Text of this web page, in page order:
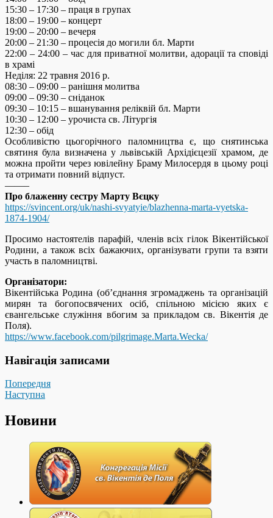
15:30 – 17:30 – праця в групах
18:00 – 19:00 – концерт
19:00 – 20:00 – вечеря
20:00 – 21:30 – процесія до могили бл. Марти
22:00 – 24:00 – час для приватної молитви, адорації та сповіді
в храмі
Неділя: 22 травня 2016 р.
08:30 – 09:00 – ранішня молитва
09:00 – 09:30 – сніданок
09:30 – 10:15 – вшанування реліквій бл. Марти
10:30 – 12:00 – урочиста св. Літургія
12:30 – обід
Особливістю цьогорічного паломництва є, що снятинська
святиня була визначена у львівській Архідієцезії храмом, де
можна пройти через ювілейну Браму Милосердя в цьому році
та отримати повний відпуст.
——–
Про блаженну сестру Марту Вєцку
https://svincent.org/uk/nashi-svyatyie/blazhenna-marta-vyetska-
1874-1904/
Просимо настоятелів парафій, членів всіх гілок Вікентійської
Родини, а також всіх бажаючих, організувати групи та взяти
участь в паломництві.
Організатори:
Вікентійська Родина (об’єднання згромаджень та організацій
мирян та богопосвячених осіб, спільною місією яких є
євангельське служіння вбогим за прикладом св. Вікентія де
Поля).
https://www.facebook.com/pilgrimage.Marta.Wecka/
Навігація записами
Попередня
Наступна
Новини